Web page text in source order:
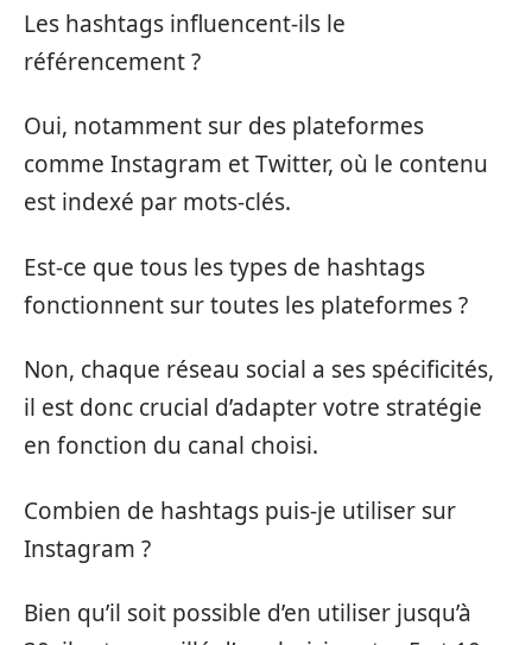
Les hashtags influencent-ils le
référencement ?
Oui, notamment sur des plateformes
comme Instagram et Twitter, où le contenu
est indexé par mots-clés.
Est-ce que tous les types de hashtags
fonctionnent sur toutes les plateformes ?
Non, chaque réseau social a ses spécificités,
il est donc crucial d’adapter votre stratégie
en fonction du canal choisi.
Combien de hashtags puis-je utiliser sur
Instagram ?
Bien qu’il soit possible d’en utiliser jusqu’à